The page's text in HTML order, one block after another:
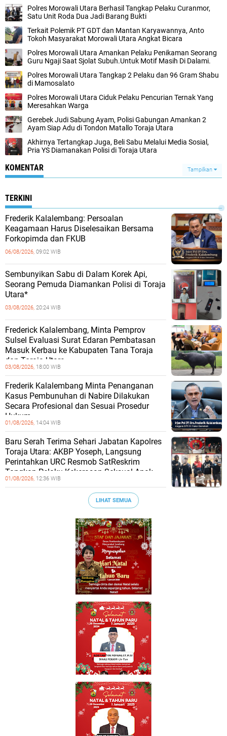
Polres Morowali Utara Berhasil Tangkap Pelaku Curanmor,
Satu Unit Roda Dua Jadi Barang Bukti
Terkait Polemik PT GDT dan Mantan Karyawannya, Anto
Tokoh Masyarakat Morowali Utara Angkat Bicara
Polres Morowali Utara Amankan Pelaku Penikaman Seorang
Guru Ngaji Saat Sjolat Subuh.Untuk Motif Masih Di Dalami.
Polres Morowali Utara Tangkap 2 Pelaku dan 96 Gram Shabu
di Mamosalato
Polres Morowali Utara Ciduk Pelaku Pencurian Ternak Yang
Meresahkan Warga
Gerebek Judi Sabung Ayam, Polisi Gabungan Amankan 2
Ayam Siap Adu di Tondon Matallo Toraja Utara
Akhirnya Tertangkap Juga, Beli Sabu Melalui Media Sosial,
Pria YS Diamanakan Polisi di Toraja Utara
KOMENTAR Tampilkan
TERKINI
Frederik Kalalembang: Persoalan
Keagamaan Harus Diselesaikan Bersama
Forkopimda dan FKUB
06/08/2026, 09:02 WIB
Sembunyikan Sabu di Dalam Korek Api,
Seorang Pemuda Diamankan Polisi di Toraja
Utara*
03/08/2026, 20:24 WIB
Frederick Kalalembang, Minta Pemprov
Sulsel Evaluasi Surat Edaran Pembatasan
Masuk Kerbau ke Kabupaten Tana Toraja
dan Toraja Utara
03/08/2026, 18:00 WIB
Frederik Kalalembang Minta Penanganan
Kasus Pembunuhan di Nabire Dilakukan
Secara Profesional dan Sesuai Prosedur
Hukum
01/08/2026, 14:04 WIB
Baru Serah Terima Sehari Jabatan Kapolres
Toraja Utara: AKBP Yoseph, Langsung
Perintahkan URC Resmob SatReskrim
Tangkap Pelaku Kekerasan Seksual Anak
01/08/2026, 12:36 WIB
LIHAT SEMUA